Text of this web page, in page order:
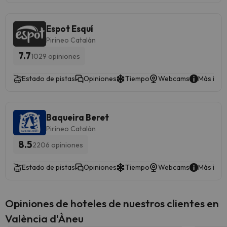
Espot Esquí
Pirineo Catalán
7.71029 opiniones
Estado de pistas Opiniones Tiempo Webcams Más info
Baqueira Beret
Pirineo Catalán
8.52206 opiniones
Estado de pistas Opiniones Tiempo Webcams Más info
Opiniones de hoteles de nuestros clientes en
València d'Àneu